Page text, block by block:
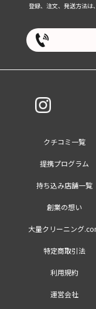
登録、注文、発送方法は、
クチコミ一覧
提携プログラム
持ち込み店舗一覧
創業の想い
大量クリーニング
特定商取引法
利用規約
運営会社